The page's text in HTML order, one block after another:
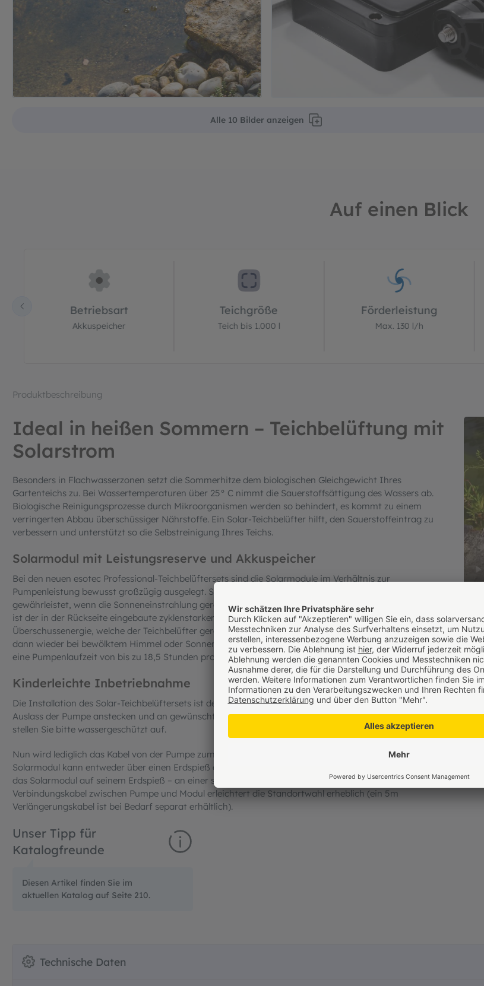
Alle 10 Bilder anzeigen
Auf einen Blick
Betriebsart
Akkuspeicher
Teichgröße
Teich bis 1.000 l
Förderleistung
Max. 130 l/h
Produktbeschreibung
Ideal in heißen Sommern – Teichbelüftung mit
Solarstrom
Besonders in Flachwasserzonen setzt die Sommerhitze dem biologischen Gleichgewicht Ihres
Gartenteichs zu. Bei Wassertemperaturen über 25° C nimmt die Sauerstoffsättigung des Wassers ab.
Biologische Reinigungsprozesse durch Mikroorganismen werden so behindert, es kommt zu einem
verringerten Abbau überschüssiger Nährstoffe. Ein Solar-Teichbelüfter hilft, den Sauerstoffeintrag zu
verbessern und unterstützt so die Selbstreinigung Ihres Teichs.
Solarmodul mit Leistungsreserve und Akkuspeicher
Bei den neuen esotec Professional-Teichbelüftersets sind die Solarmodule im Verhältnis zur
Pumpenleistung bewusst großzügig ausgelegt. So ist eine Funktion der Pumpe auch dann
gewährleistet, wenn die Sonneneinstrahlung gerade nicht ihr Maximum erreicht. Ein weiterer Pluspunkt
ist der in der Rückseite eingebaute zyklenstarker Lithium-Eisen-Akku. Dieser speichert die
Überschussenergie, welche der Teichbelüfter gerade nicht benötigt und gibt die gespeicherte Energie
dann wieder bei bewölktem Himmel oder Sonnenuntergang ab. An sonnenreichen Tagen wird somit
eine Pumpenlaufzeit von bis zu 18,5 Stunden pro Tag erreicht.
Kinderleichte Inbetriebnahme
Die Installation des Solar-Teichbelüftersets ist denkbar einfach. Einfach Schlauch und Sprudelstein am
Auslass der Pumpe anstecken und an gewünschter Stelle im Gartenteich platzieren. Die Pumpe selbst
stellen Sie bitte wassergeschützt auf.
Nun wird lediglich das Kabel von der Pumpe zum Solarmodul verlegt und dort angesteckt. Das
Solarmodul kann entweder über einen Erdspieß oder eine Wandhalterung montiert werden. Richten Sie
das Solarmodul auf seinem Erdspieß – an einer schattenfreien Stelle – nach Süden aus. Das 3m lange
Verbindungskabel zwischen Pumpe und Modul erleichtert die Standortwahl erheblich (ein 5m
Verlängerungskabel ist bei Bedarf separat erhältlich).
Unser Tipp für
Katalogfreunde
Diesen Artikel finden Sie im
aktuellen Katalog auf Seite 210.
Technische Daten